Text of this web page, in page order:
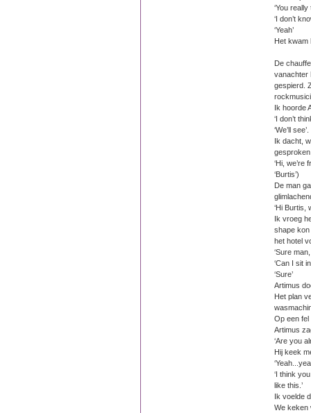
‘You
‘I don’t
‘Yeah’
Het kwam
De
vanachter
gespierd.
Ik hoorde
‘I don’t
‘We’ll see’.
Ik dacht,
‘Hi, we’re
‘Burtis’)
De man
‘Hi Burtis,
Ik vroeg
shape kon
het hotel
‘Sure
‘Can I sit
‘Sure’
Artimus
Het plan
Op een fel
Artimus
‘Are you
Hij keek
‘I think
like this.’
Ik voelde
We keken